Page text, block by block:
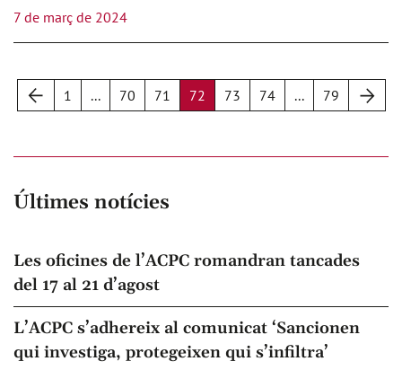
7 de març de 2024
Anterior
1 ... 70 71 72 73 74 ... 79
Últimes notícies
Les oficines de l’ACPC romandran tancades
del 17 al 21 d’agost
L’ACPC s’adhereix al comunicat ‘Sancionen
qui investiga, protegeixen qui s’infiltra’